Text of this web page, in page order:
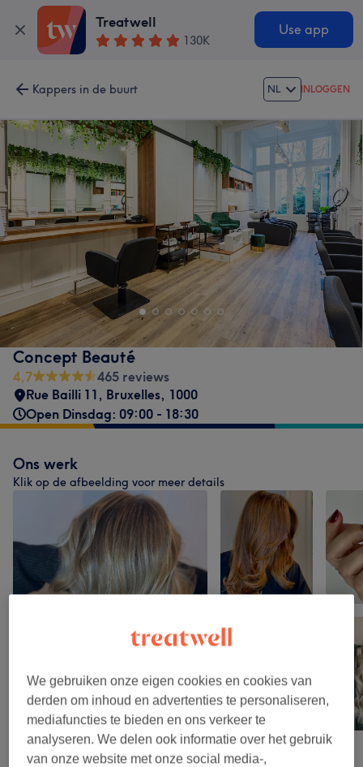
Treatwell
130K
Use app
Kappers in de buurt NL INLOGGEN
Concept Beauté
4,7
465 reviews
Rue Bailli 11, Bruxelles, 1000
Open Dinsdag: 09:00 - 18:30
Ons werk
Klik op de afbeelding voor meer details
We gebruiken onze eigen cookies en cookies van
derden om inhoud en advertenties te personaliseren,
mediafuncties te bieden en ons verkeer te
analyseren. We delen ook informatie over het gebruik
van onze website met onze social media-,